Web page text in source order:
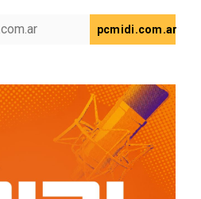
pcmidi.com.ar